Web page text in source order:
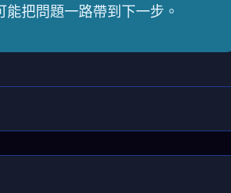
能把問題一路帶到下一步。